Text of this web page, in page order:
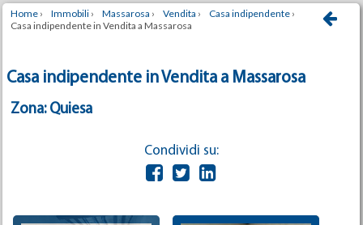
Home › Immobili › Massarosa › Vendita › Casa indipendente ›
Casa indipendente in Vendita a Massarosa
Casa indipendente in Vendita a Massarosa
Zona: Quiesa
Condividi su: